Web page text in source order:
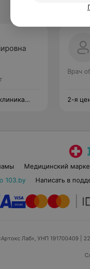
Врач
2-я
Медицинский
103.by
Написать в
Лаб», УНП 191700409 |